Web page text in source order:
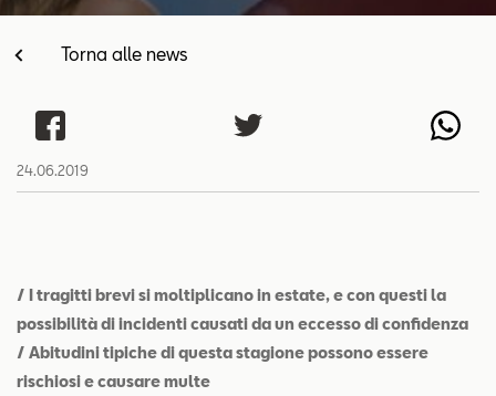
Business
SEAT Usato Certificato
Contatti
Torna alle news
24.06.2019
/ I tragitti brevi si moltiplicano in estate, e con questi la
possibilità di incidenti causati da un eccesso di confidenza
/ Abitudini tipiche di questa stagione possono essere
rischiosi e causare multe